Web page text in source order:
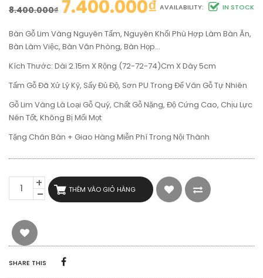
8.400.000₫ 7.400.000₫ AVAILABILITY: IN STOCK
Bàn Gỗ Lim Vàng Nguyên Tấm, Nguyên Khối Phù Hợp Làm Bàn Ăn,
Bàn Làm Việc, Bàn Văn Phòng, Bàn Họp…
Kích Thước: Dài 2.15m X Rộng (72-72-74)cm X Dày 5cm
Tấm Gỗ Đã Xử Lý Kỹ, Sấy Đủ Độ, Sơn PU Trong Để Vân Gỗ Tự Nhiên
Gỗ Lim Vàng Là Loại Gỗ Quý, Chất Gỗ Nặng, Độ Cứng Cao, Chịu Lực
Nén Tốt, Không Bị Mối Mọt
Tặng Chân Bàn + Giao Hàng Miễn Phí Trong Nội Thành
LIM
2M15
RỘNG
73CM
5CM
THÊM VÀO GIỎ HÀNG
SHARE THIS